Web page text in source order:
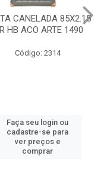
PORTA LAMINADA
DIR POP/MIX HB
Código: 2340
Faça seu login ou
cadastre-se para
ver preços e
comprar